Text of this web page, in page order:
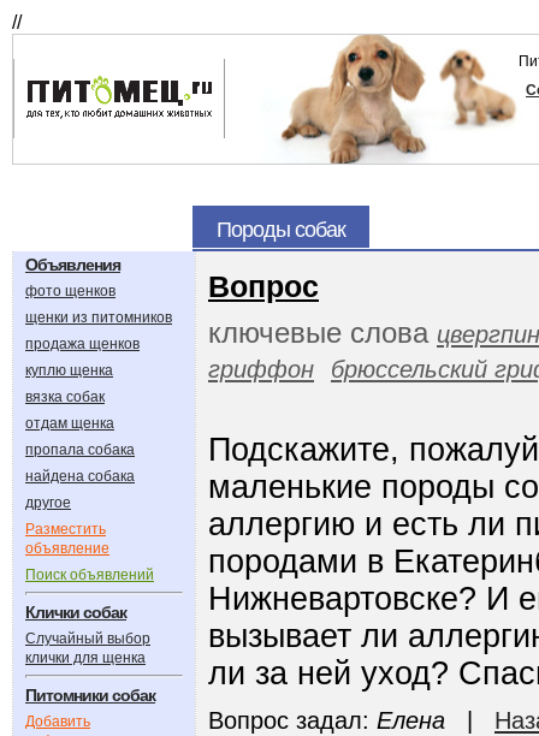
//
Породы собак
Объявления
фото щенков
щенки из питомников
продажа щенков
куплю щенка
вязка собак
отдам щенка
пропала собака
найдена собака
другое
Разместить
объявление
Поиск объявлений
Клички собак
Случайный выбор
клички для щенка
Питомники собак
Добавить
Вопрос
ключевые слова
гриффон
брюссельский
Подскажите,
маленькие породы
аллергию и есть ли
породами в
Нижневартовске? И
вызывает ли
ли за ней уход?
Вопрос задал: Елена